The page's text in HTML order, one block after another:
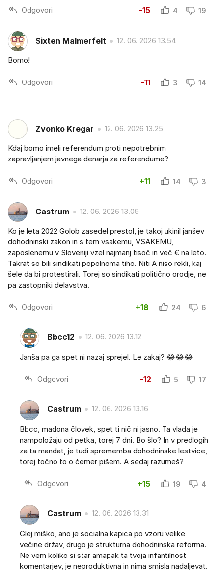
Odgovori -15 4 19
Sixten Malmerfelt 12. 06. 2026 13.54
Bomo!
Odgovori -11 3 14
Zvonko Kregar 12. 06. 2026 13.25
Kdaj bomo imeli referendum proti nepotrebnim
zapravljanjem javnega denarja za referendume?
Odgovori +11 14 3
Castrum 12. 06. 2026 13.09
Ko je leta 2022 Golob zasedel prestol, je takoj ukinil janšev
dohodninski zakon in s tem vsakemu, VSAKEMU,
zaposlenemu v Sloveniji vzel najmanj tisoč in več € na leto.
Takrat so bili sindikati popolnoma tiho. Niti A niso rekli, kaj
šele da bi protestirali. Torej so sindikati politično orodje, ne
pa zastopniki delavstva.
Odgovori +18 24 6
Bbcc12 12. 06. 2026 13.12
Janša pa ga spet ni nazaj sprejel. Le zakaj? 😂😂😂
Odgovori -12 5 17
Castrum 12. 06. 2026 13.16
Bbcc, madona človek, spet ti nič ni jasno. Ta vlada je
nampoložaju od petka, torej 7 dni. Bo šlo? In v predlogih
za ta mandat, je tudi sprememba dohodninske lestvice,
torej točno to o čemer pišem. A sedaj razumeš?
Odgovori +15 19 4
Castrum 12. 06. 2026 13.31
Glej miško, ano je socialna kapica po vzoru velike
večine držav, drugo je strukturna dohodninska reforma.
Ne vem koliko si star amapak ta tvoja infantilnost
komentarjev, je neproduktivna in nima smisla nadaljevat.